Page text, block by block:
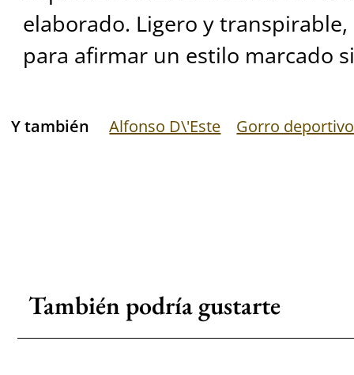
elaborado. Ligero y transpirable,
para afirmar un estilo marcado
Y también Alfonso D\'Este Gorro deportivo
También podría gustarte